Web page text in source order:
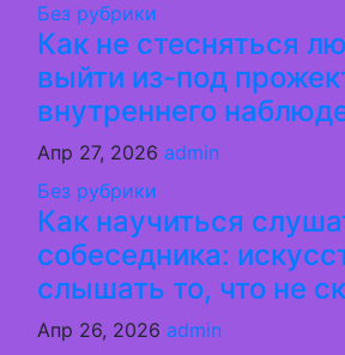
Без рубрики
Как не стесняться
выйти из-под
внутреннего
Апр 27, 2026 admin
Без рубрики
Как научиться
собеседника:
слышать то, что не
Апр 26, 2026 admin